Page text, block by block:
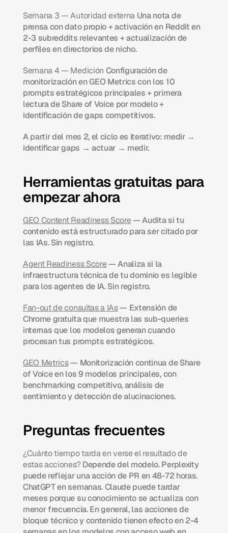
Semana 3 — Autoridad externa Una nota de
prensa con dato propio + activación en Reddit en
2-3 subreddits relevantes + actualización de
perfiles en directorios de nicho.
Semana 4 — Medición Configuración de
monitorización en GEO Metrics con los 10
prompts estratégicos principales + primera
lectura de Share of Voice por modelo +
identificación de gaps competitivos.
A partir del mes 2, el ciclo es iterativo: medir →
identificar gaps → actuar → medir.
Herramientas gratuitas para
empezar ahora
GEO Content Readiness Score — Audita si tu
contenido está estructurado para ser citado por
las IAs. Sin registro.
Agent Readiness Score — Analiza si la
infraestructura técnica de tu dominio es legible
para los agentes de IA. Sin registro.
Fan-out de consultas a IAs — Extensión de
Chrome gratuita que muestra las sub-queries
internas que los modelos generan cuando
procesan tus prompts estratégicos.
GEO Metrics — Monitorización continua de Share
of Voice en los 9 modelos principales, con
benchmarking competitivo, análisis de
sentimiento y detección de alucinaciones.
Preguntas frecuentes
¿Cuánto tiempo tarda en verse el resultado de
estas acciones? Depende del modelo. Perplexity
puede reflejar una acción de PR en 48-72 horas.
ChatGPT en semanas. Claude puede tardar
meses porque su conocimiento se actualiza con
menor frecuencia. En general, las acciones de
bloque técnico y contenido tienen efecto en 2-4